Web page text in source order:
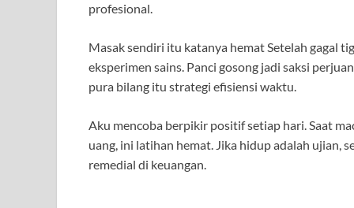
profesional.
Masak sendiri itu katanya hemat Setelah gagal
eksperimen sains. Panci gosong jadi saksi
pura bilang itu strategi efisiensi waktu.
Aku mencoba berpikir positif setiap hari. Saat
uang, ini latihan hemat. Jika hidup adalah ujian,
remedial di keuangan.